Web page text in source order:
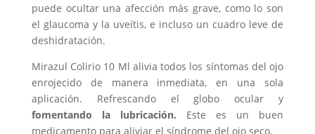
puede ocultar una afección más grave, como lo son
el glaucoma y la uveítis, e incluso un cuadro leve de
deshidratación.
Mirazul Colirio 10 Ml alivia todos los síntomas del ojo
enrojecido de manera inmediata, en una sola
aplicación. Refrescando el globo ocular y
fomentando la lubricación. Este es un buen
medicamento para aliviar el síndrome del ojo seco.